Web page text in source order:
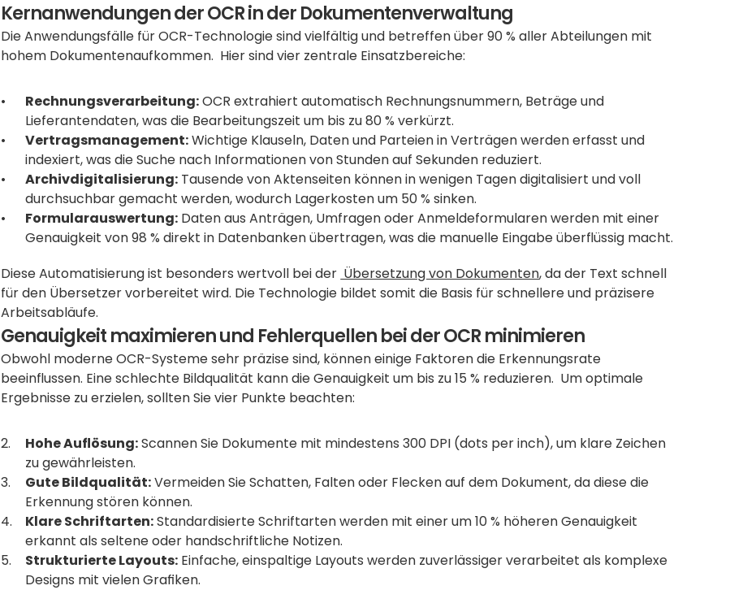
Kernanwendungen der OCR in der Dokumentenverwaltung
Die Anwendungsfälle für OCR-Technologie sind vielfältig und betreffen über 90 % aller Abteilungen mit
hohem Dokumentenaufkommen.  Hier sind vier zentrale Einsatzbereiche:
Rechnungsverarbeitung: OCR extrahiert automatisch Rechnungsnummern, Beträge und
Lieferantendaten, was die Bearbeitungszeit um bis zu 80 % verkürzt.
Vertragsmanagement: Wichtige Klauseln, Daten und Parteien in Verträgen werden erfasst und
indexiert, was die Suche nach Informationen von Stunden auf Sekunden reduziert.
Archivdigitalisierung: Tausende von Aktenseiten können in wenigen Tagen digitalisiert und voll
durchsuchbar gemacht werden, wodurch Lagerkosten um 50 % sinken.
Formularauswertung: Daten aus Anträgen, Umfragen oder Anmeldeformularen werden mit einer
Genauigkeit von 98 % direkt in Datenbanken übertragen, was die manuelle Eingabe überflüssig macht.
Diese Automatisierung ist besonders wertvoll bei der Übersetzung von Dokumenten, da der Text schnell
für den Übersetzer vorbereitet wird. Die Technologie bildet somit die Basis für schnellere und präzisere
Arbeitsabläufe.
Genauigkeit maximieren und Fehlerquellen bei der OCR minimieren
Obwohl moderne OCR-Systeme sehr präzise sind, können einige Faktoren die Erkennungsrate
beeinflussen. Eine schlechte Bildqualität kann die Genauigkeit um bis zu 15 % reduzieren.  Um optimale
Ergebnisse zu erzielen, sollten Sie vier Punkte beachten:
Hohe Auflösung: Scannen Sie Dokumente mit mindestens 300 DPI (dots per inch), um klare Zeichen
zu gewährleisten.
Gute Bildqualität: Vermeiden Sie Schatten, Falten oder Flecken auf dem Dokument, da diese die
Erkennung stören können.
Klare Schriftarten: Standardisierte Schriftarten werden mit einer um 10 % höheren Genauigkeit
erkannt als seltene oder handschriftliche Notizen.
Strukturierte Layouts: Einfache, einspaltige Layouts werden zuverlässiger verarbeitet als komplexe
Designs mit vielen Grafiken.